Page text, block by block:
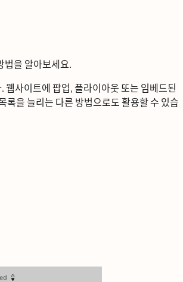
알아보세요.
팝업, 플라이아웃 또는 임베드된
늘리는 다른 방법으로도 활용할 수 있습